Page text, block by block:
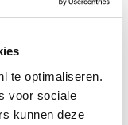
te optimaliseren.
voor sociale
kunnen deze